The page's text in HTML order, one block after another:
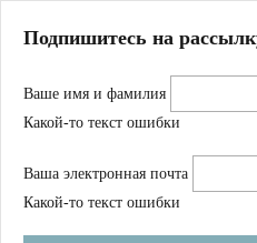
Магазин
Журнал
Школа
Устав
Фильмы
Подпишитесь на
Ваше имя и фамилия
Какой-то текст ошибки
Ваша электронная почта
Какой-то текст ошибки